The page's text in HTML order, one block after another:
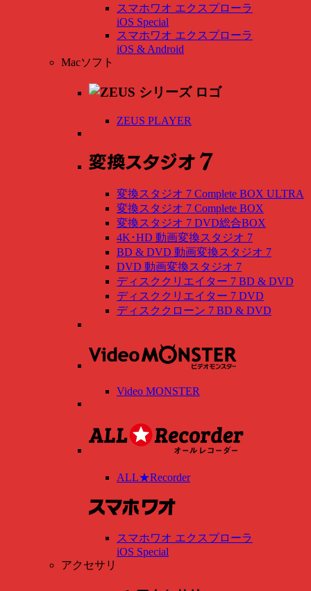
スマホワオ エクスプローラ
iOS Special
スマホワオ エクスプローラ
iOS & Android
Macソフト
ZEUS PLAYER
変換スタジオ 7 Complete BOX ULTRA
変換スタジオ 7 Complete BOX
変換スタジオ 7 DVD総合BOX
4K･HD 動画変換スタジオ 7
BD & DVD 動画変換スタジオ 7
DVD 動画変換スタジオ 7
ディスククリエイター 7 BD & DVD
ディスククリエイター 7 DVD
ディスククローン 7 BD & DVD
Video MONSTER
ALL★Recorder
スマホワオ エクスプローラ
iOS Special
アクセサリ